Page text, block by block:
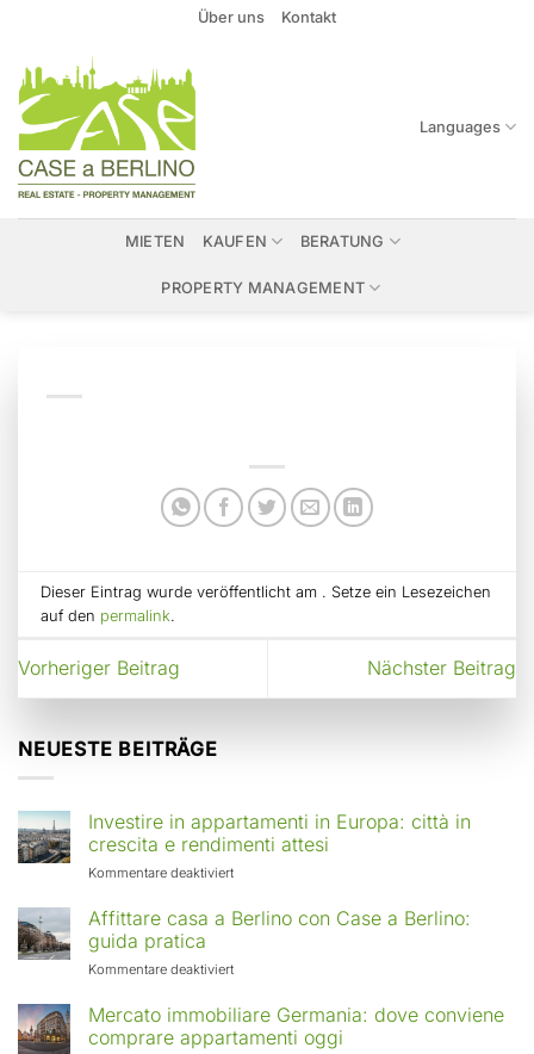
springen
Über uns Kontakt
Languages
MIETEN KAUFEN BERATUNG
PROPERTY MANAGEMENT
Dieser Eintrag wurde veröffentlicht am . Setze ein Lesezeichen
auf den permalink.
Vorheriger Beitrag Nächster Beitrag
NEUESTE BEITRÄGE
Investire in appartamenti in Europa: città in
crescita e rendimenti attesi
Kommentare deaktiviertfür
in
Europa:
in
crescita
Affittare casa a Berlino con Case a Berlino:
guida pratica
Kommentare deaktiviertfür
casa
a
Berlino
Mercato immobiliare Germania: dove conviene
comprare appartamenti oggi